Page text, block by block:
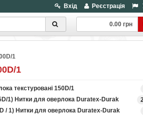
Вхід Реєстрація
0.00 грн
1
1
текстуровані 150D/1
1) Нитки для оверлока Duratex-Durak
/ 1) Нитки для оверлока Duratex-Durak